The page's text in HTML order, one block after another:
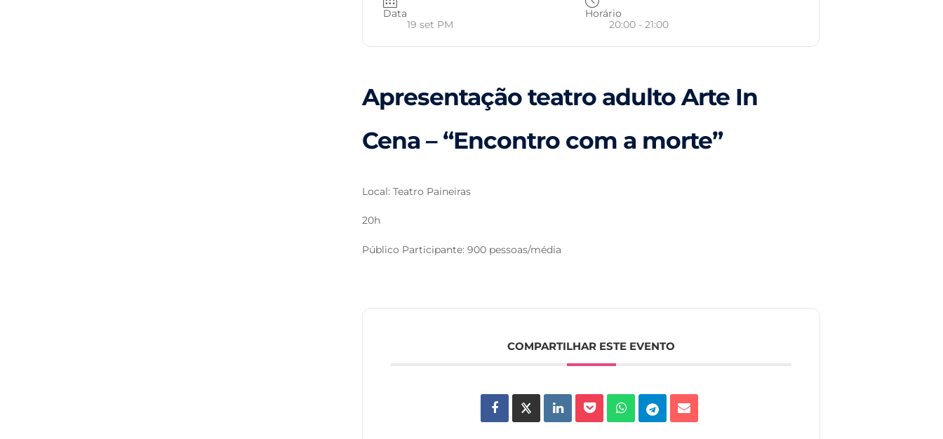
Data
19 set PM
Horário
20:00 - 21:00
Apresentação teatro adulto Arte In
Cena – “Encontro com a morte”
Local: Teatro Paineiras
20h
Público Participante: 900 pessoas/média
COMPARTILHAR ESTE EVENTO